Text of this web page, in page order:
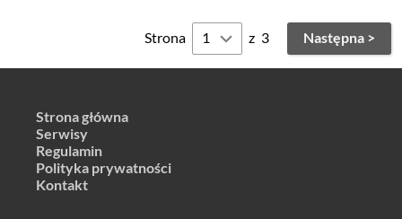
Strona z 3 Następna >
Strona główna
Serwisy
Regulamin
Polityka prywatności
Kontakt